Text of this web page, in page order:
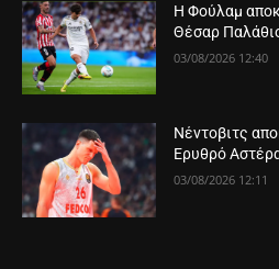
Η Φούλαμ
Θέσαρ
03/08/2026 12:40
Νέντοβιτς
Ερυθρό
03/08/2026 12:11